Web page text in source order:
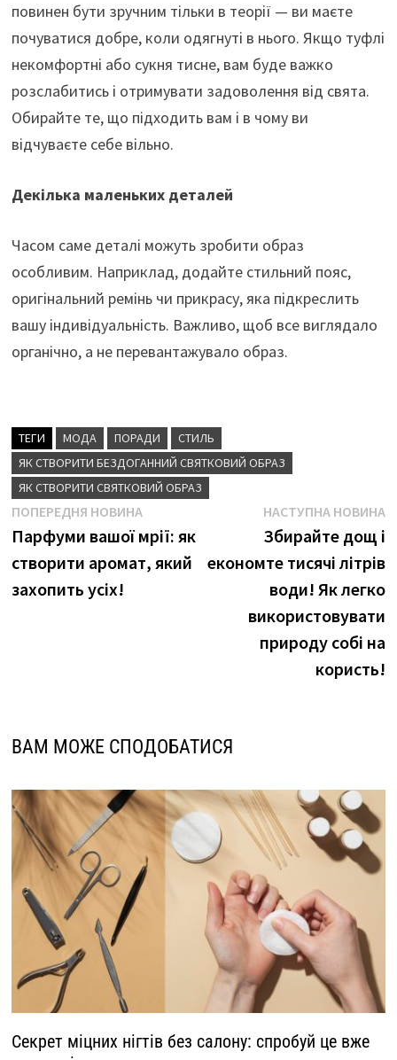
повинен бути зручним тільки в теорії — ви маєте
почуватися добре, коли одягнуті в нього. Якщо туфлі
некомфортні або сукня тисне, вам буде важко
розслабитись і отримувати задоволення від свята.
Обирайте те, що підходить вам і в чому ви
відчуваєте себе вільно.
Декілька маленьких деталей
Часом саме деталі можуть зробити образ
особливим. Наприклад, додайте стильний пояс,
оригінальний ремінь чи прикрасу, яка підкреслить
вашу індивідуальність. Важливо, щоб все виглядало
органічно, а не перевантажувало образ.
ТЕГИ МОДА ПОРАДИ
СТИЛЬ
ЯК СТВОРИТИ БЕЗДОГАННИЙ СВЯТКОВИЙ ОБРАЗ
ЯК СТВОРИТИ СВЯТКОВИЙ ОБРАЗ
Навігація
записів
ПОПЕРЕДНЯ НОВИНАПопередня
новина
Парфуми вашої мрії: як
створити аромат, який
захопить усіх!
НАСТУПНА НОВИНА
Збирайте дощ і
економте тисячі літрів
води! Як легко
використовувати
природу собі на
користь!
ВАМ МОЖЕ СПОДОБАТИСЯ
Секрет міцних нігтів без салону: спробуй це вже